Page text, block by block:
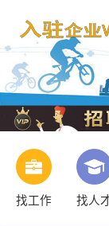
找工作 找人